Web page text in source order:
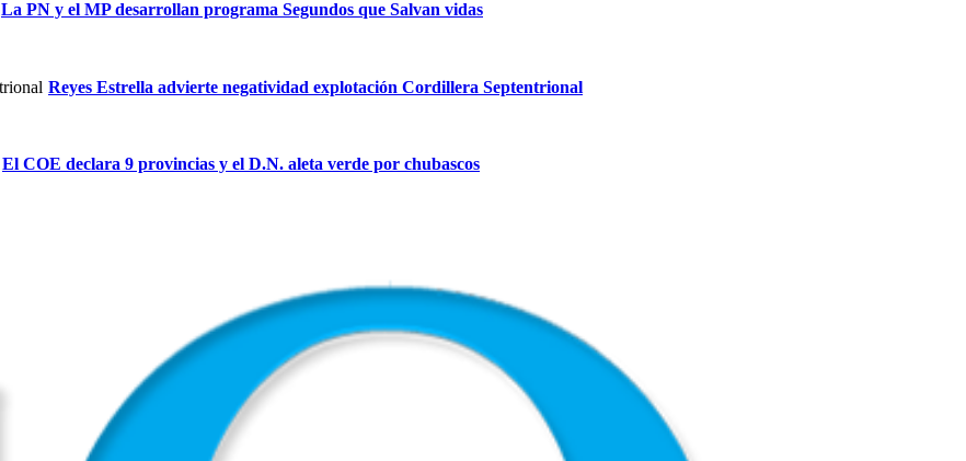
La PN y el MP desarrollan programa Segundos que Salvan vidas
Reyes Estrella advierte negatividad explotación Cordillera Septentrional
El COE declara 9 provincias y el D.N. aleta verde por chubascos